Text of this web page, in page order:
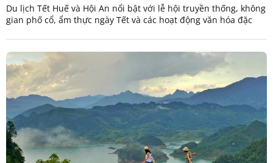
Du lịch Tết Huế và Hội An nổi bật với lễ hội truyền thống, không
gian phố cổ, ẩm thực ngày Tết và các hoạt động văn hóa đặc